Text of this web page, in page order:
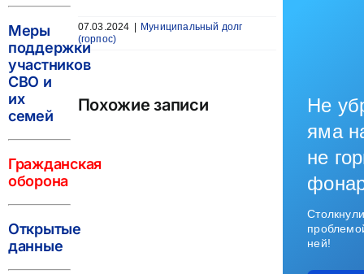
07.03.2024
Муниципальный долг
(горпос)
Похожие записи
Меры
поддержки
участников
СВО и
их
семей
Гражданская
оборона
Открытые
данные
Не
яма
не
ней!